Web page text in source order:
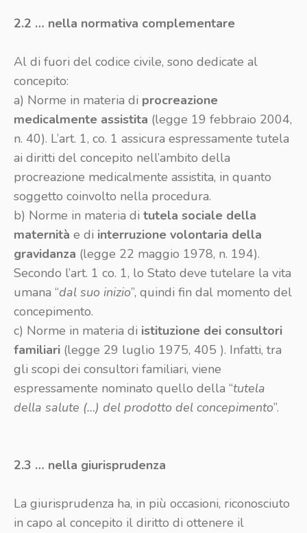
2.2 … nella normativa complementare
Al di fuori del codice civile, sono dedicate al
concepito:
a) Norme in materia di procreazione
medicalmente assistita (legge 19 febbraio 2004,
n. 40). L’art. 1, co. 1 assicura espressamente tutela
ai diritti del concepito nell’ambito della
procreazione medicalmente assistita, in quanto
soggetto coinvolto nella procedura.
b) Norme in materia di tutela sociale della
maternità e di interruzione volontaria della
gravidanza (legge 22 maggio 1978, n. 194).
Secondo l’art. 1 co. 1, lo Stato deve tutelare la vita
umana “dal suo inizio”, quindi fin dal momento del
concepimento.
c) Norme in materia di istituzione dei consultori
familiari (legge 29 luglio 1975, 405 ). Infatti, tra
gli scopi dei consultori familiari, viene
espressamente nominato quello della “tutela
della salute (…) del prodotto del concepimento”.
2.3 … nella giurisprudenza
La giurisprudenza ha, in più occasioni, riconosciuto
in capo al concepito il diritto di ottenere il